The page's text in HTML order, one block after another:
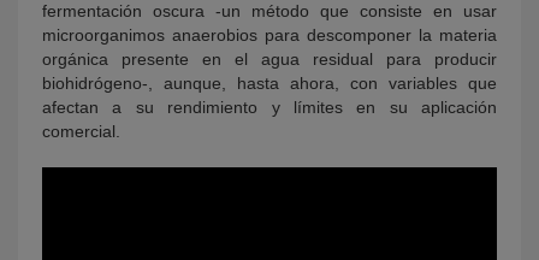
fermentación oscura -un método que consiste en usar
microorganimos anaerobios para descomponer la materia
orgánica presente en el agua residual para producir
biohidrógeno-, aunque, hasta ahora, con variables que
afectan a su rendimiento y límites en su aplicación
comercial.